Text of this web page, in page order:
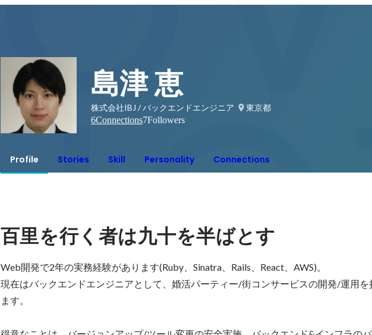
島津 恵
株式会社IBJ / バックエンドエンジニア
東京都
6Connections7Followers
Profile Stories Skill Personality Connections
百里を行く者は九十を半ばとす
Web開発で2年の実務経験があります(Ruby、Sinatra、Rails、React、AWS)。
現在はバックエンドエンジニアとして、婚活パーティー/街コンサービスの開発/運用を
ます。